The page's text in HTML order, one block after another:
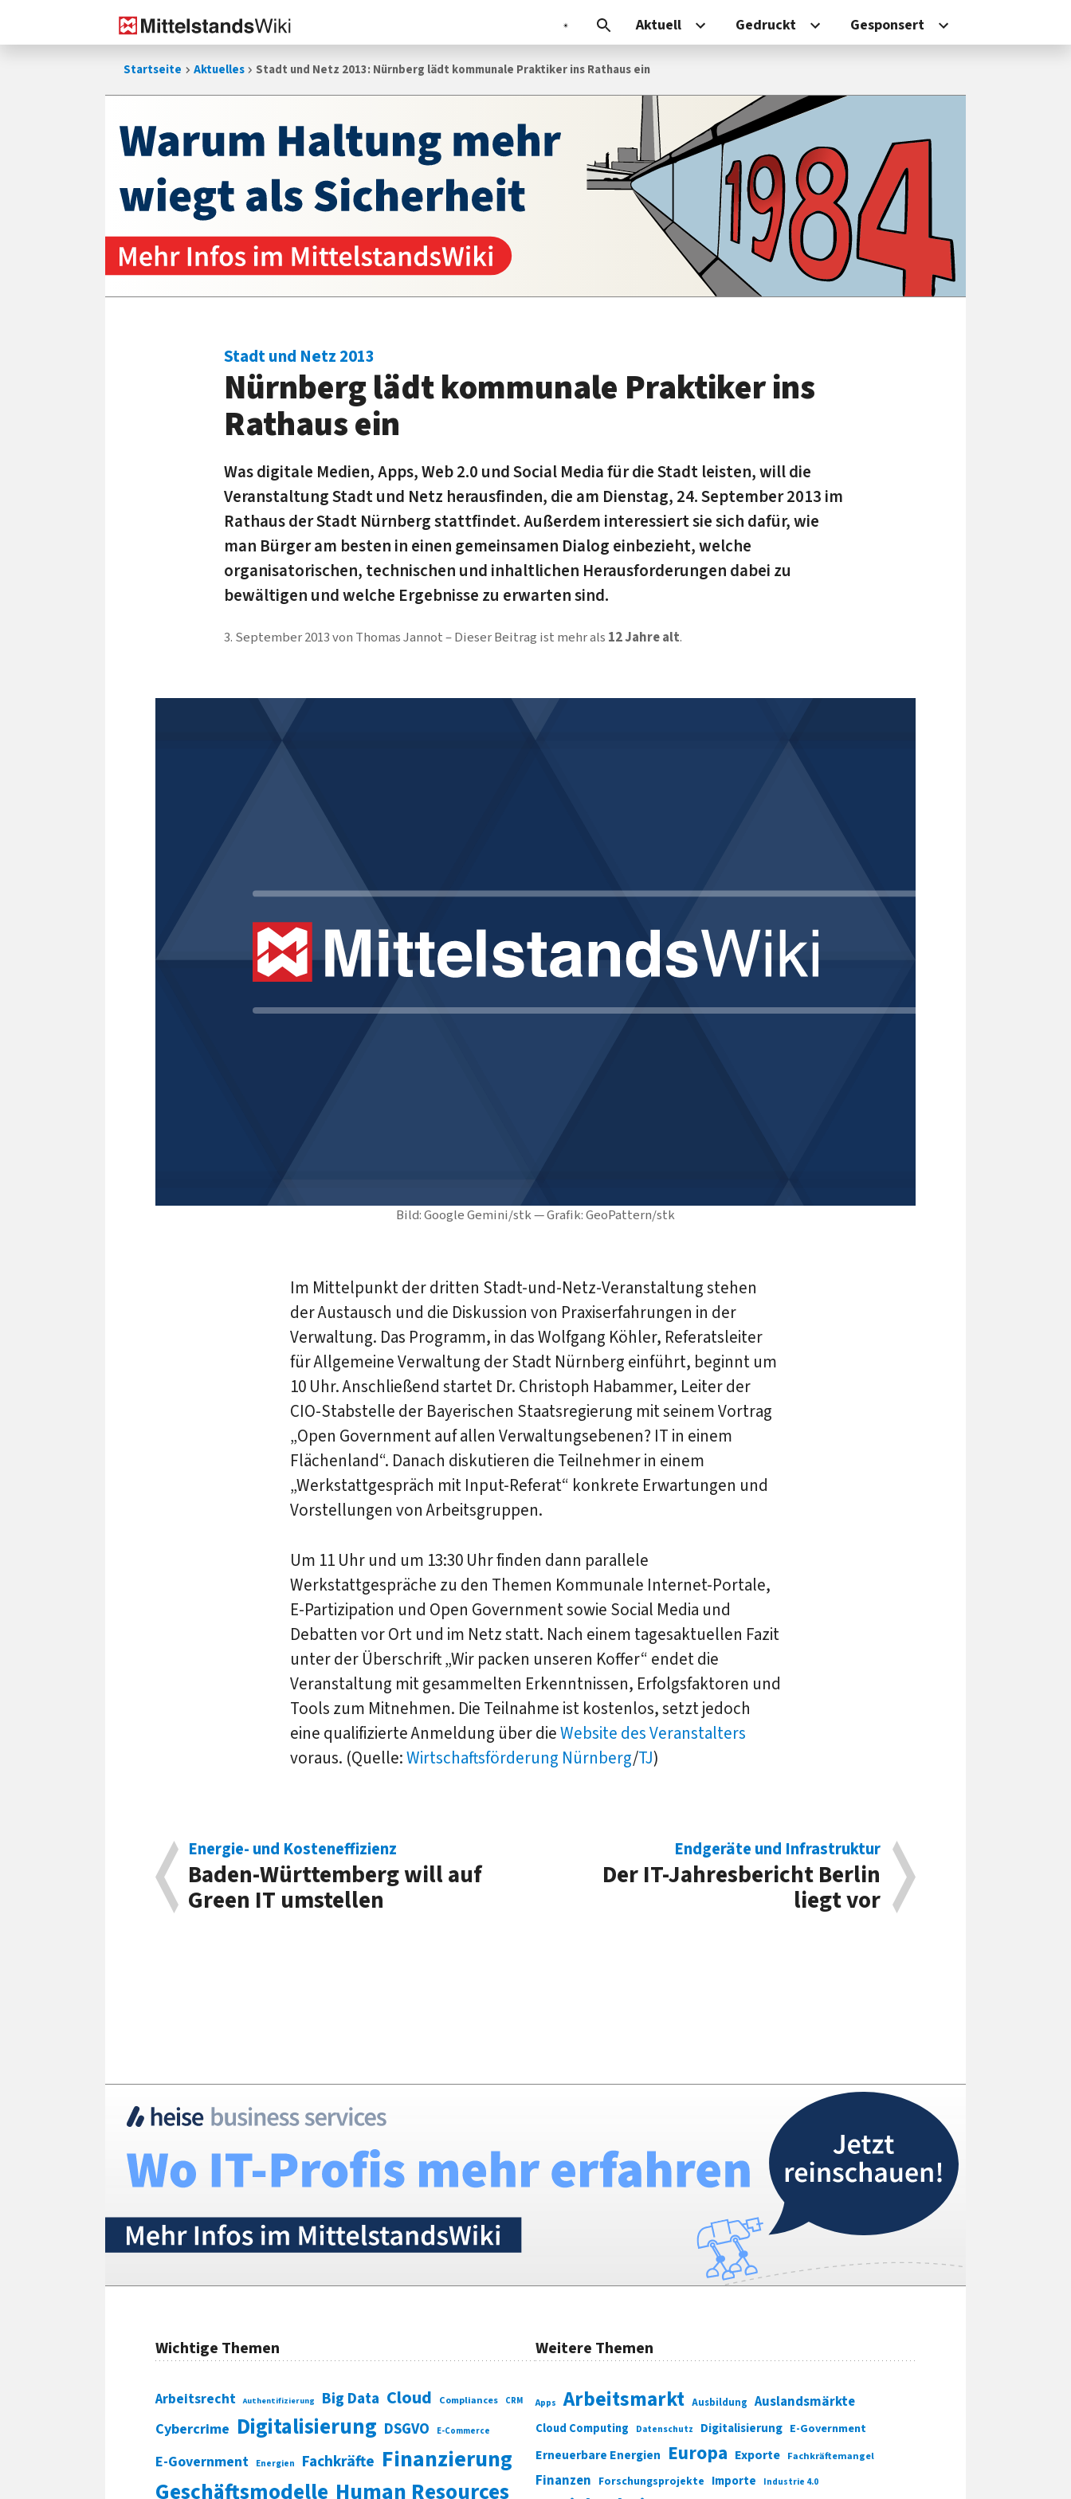
Aktuell Gedruckt Gesponsert
Startseite Aktuelles Stadt und Netz 2013: Nürnberg lädt kommunale Praktiker ins Rathaus ein
Bild: Google Gemini/stk — Grafik: GeoPattern/stk
Stadt und Netz 2013
Nürnberg lädt kommunale Praktiker ins
Rathaus ein
Was digitale Medien, Apps, Web 2.0 und Social Media für die Stadt leisten, will die
Veranstaltung Stadt und Netz herausfinden, die am Dienstag, 24. September 2013 im
Rathaus der Stadt Nürnberg stattfindet. Außerdem interessiert sie sich dafür, wie
man Bürger am besten in einen gemeinsamen Dialog einbezieht, welche
organisatorischen, technischen und inhaltlichen Herausforderungen dabei zu
bewältigen und welche Ergebnisse zu erwarten sind.
3. September 2013von Thomas Jannot Dieser Beitrag ist mehr als 12 Jahre alt.
Im Mittelpunkt der dritten Stadt-und-Netz-Veranstaltung stehen
der Austausch und die Diskussion von Praxiserfahrungen in der
Verwaltung. Das Programm, in das Wolfgang Köhler, Referatsleiter
für Allgemeine Verwaltung der Stadt Nürnberg einführt, beginnt um
10 Uhr. Anschließend startet Dr. Christoph Habammer, Leiter der
CIO-Stabstelle der Bayerischen Staatsregierung mit seinem Vortrag
„Open Government auf allen Verwaltungsebenen? IT in einem
Flächenland“. Danach diskutieren die Teilnehmer in einem
„Werkstattgespräch mit Input-Referat“ konkrete Erwartungen und
Vorstellungen von Arbeitsgruppen.
Um 11 Uhr und um 13:30 Uhr finden dann parallele
Werkstattgespräche zu den Themen Kommunale Internet-Portale,
E-Partizipation und Open Government sowie Social Media und
Debatten vor Ort und im Netz statt. Nach einem tagesaktuellen Fazit
unter der Überschrift „Wir packen unseren Koffer“ endet die
Veranstaltung mit gesammelten Erkenntnissen, Erfolgsfaktoren und
Tools zum Mitnehmen. Die Teilnahme ist kostenlos, setzt jedoch
eine qualifizierte Anmeldung über dieWebsite des Veranstalters
voraus. (Quelle:Wirtschaftsförderung Nürnberg/TJ)
Energie- und Kosteneffizienz
Baden-Württemberg will auf
Green IT umstellen
Endgeräte und Infrastruktur
Der IT-Jahresbericht Berlin
liegt vor
Wichtige Themen
Arbeitsrecht Authentifizierung Big Data Cloud Compliances CRM
Cybercrime Digitalisierung DSGVO E-Commerce
E-Government Energien Fachkräfte Finanzierung
Geschäftsmodelle Human Resources
Weitere Themen
Apps Arbeitsmarkt Ausbildung Auslandsmärkte
Cloud Computing Datenschutz Digitalisierung E-Government
Erneuerbare Energien Europa Exporte Fachkräftemangel
Finanzen Forschungsprojekte Importe Industrie 4.0